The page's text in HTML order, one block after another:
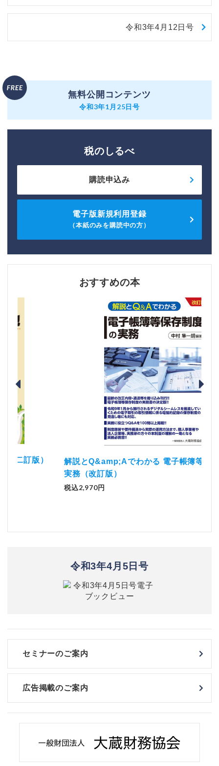
令和3年4月12日号
無料公開コンテンツ
令和3年1月25日号
税のしるべ
購読申込み
電子版新規利用登録
（本紙のみを購読中の方）
おすすめの本
解説とQ&amp;Aでわかる 電子帳簿等保存制度の
実務（改訂版）
令和3年4月5日号
セミナーのご案内
広告掲載のご案内